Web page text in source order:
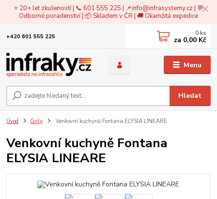
⭐ 20+ let zkušeností | 📞 601 555 225 | 📌info@infrasystemy.cz| 💬
Odborné poradenství | 📦 Skladem v ČR | 🚚 Okamžitá expedice
Menu
Hledat
+420 601 555 225 0 ks
za 0,00 Kč
Úvod Grily Venkovní kuchyně Fontana ELYSIA LINEARE
Venkovní kuchyně Fontana
ELYSIA LINEARE